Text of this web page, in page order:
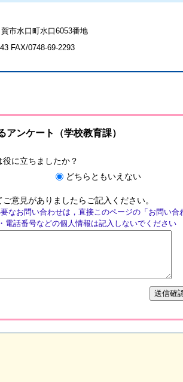
市水口町水口6053番地
FAX/0748-69-2293
アンケート（学校教育課）
に立ちましたか？
どちらともいえない
意見がありましたらご記入ください。
要なお問い合わせは，直接このページの「お問い
電話番号などの個人情報は記入しないでください